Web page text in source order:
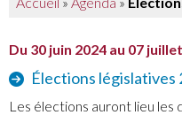
Du 30 juin 2024 au 07
Élections législatives
Les élections auront lieu les